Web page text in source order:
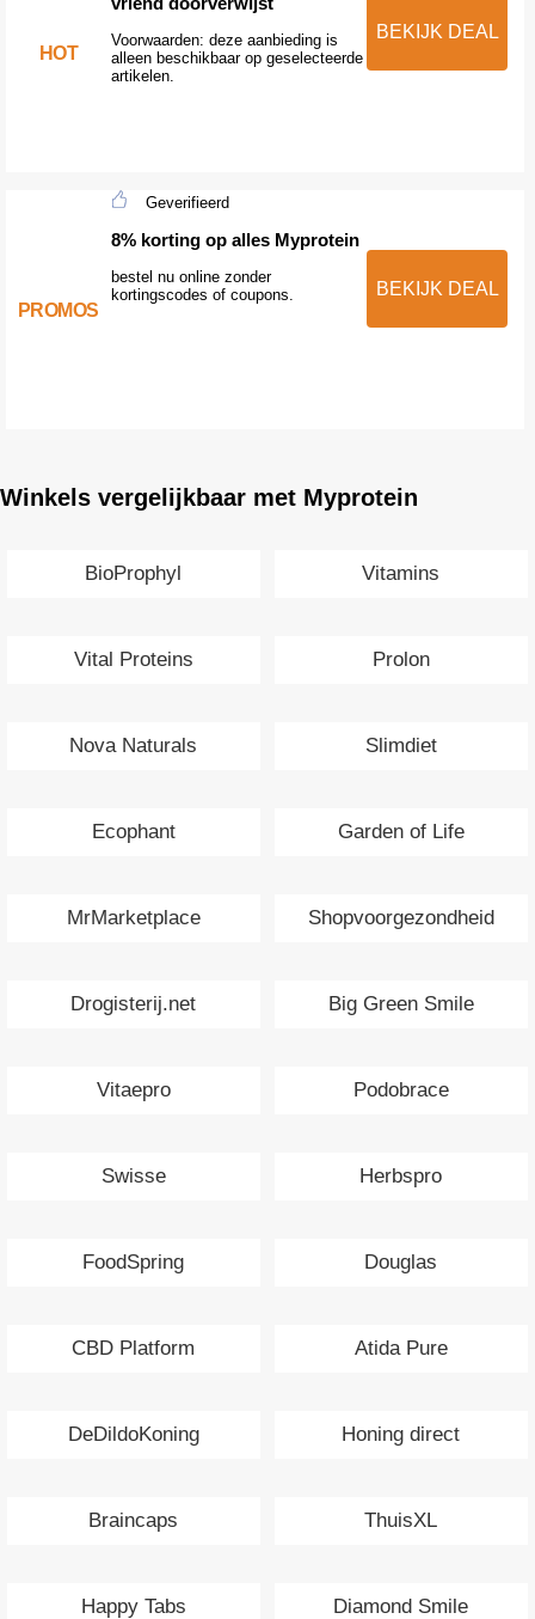
HOT
Voorwaarden: deze aanbieding is
alleen beschikbaar op geselecteerde
artikelen.
BEKIJK DEAL
PROMOS
Geverifieerd
8% korting op alles Myprotein
bestel nu online zonder
kortingscodes of coupons.
BEKIJK DEAL
Winkels vergelijkbaar met Myprotein
BioProphyl Vitamins
Vital Proteins Prolon
Nova Naturals Slimdiet
Ecophant Garden of Life
MrMarketplace Shopvoorgezondheid
Drogisterij.net Big Green Smile
Vitaepro Podobrace
Swisse Herbspro
FoodSpring Douglas
CBD Platform Atida Pure
DeDildoKoning Honing direct
Braincaps ThuisXL
Happy Tabs Diamond Smile